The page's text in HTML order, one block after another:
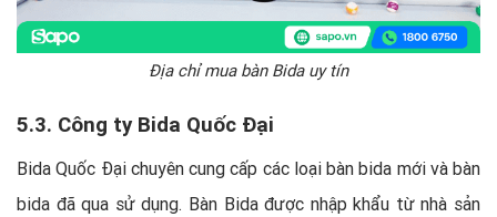
Địa chỉ mua bàn Bida uy tín
5.3. Công ty Bida Quốc Đại
Bida Quốc Đại chuyên cung cấp các loại bàn bida mới và bàn
bida đã qua sử dụng. Bàn Bida được nhập khẩu từ nhà sản